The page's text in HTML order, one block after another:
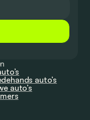
auto’s
auto’s